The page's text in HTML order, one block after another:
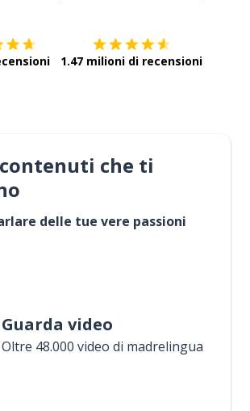
1.47 milioni di recensioni
che ti
delle tue vere passioni
Guarda video
Oltre 48.000 video di madrelingua